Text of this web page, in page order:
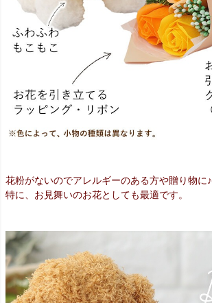
花粉がないのでアレルギーのある方や贈り物に♪
特に、お見舞いのお花としても最適です。